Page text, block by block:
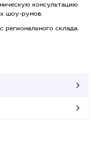
консультацию
шоу-румов.
регионального склада.